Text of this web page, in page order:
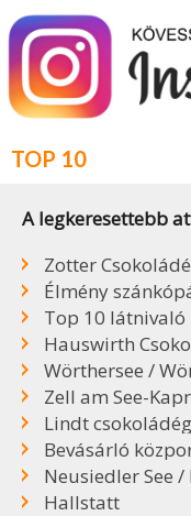
TOP 10
A legkeresettebb
Zotter
Élmény
Top 10 látnivaló
Hauswirth
Wörthersee /
Zell am See-
Lindt
Bevásárló
Neusiedler See /
Hallstatt